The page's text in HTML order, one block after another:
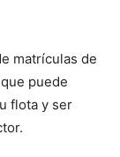
matrículas de
puede
flota y ser